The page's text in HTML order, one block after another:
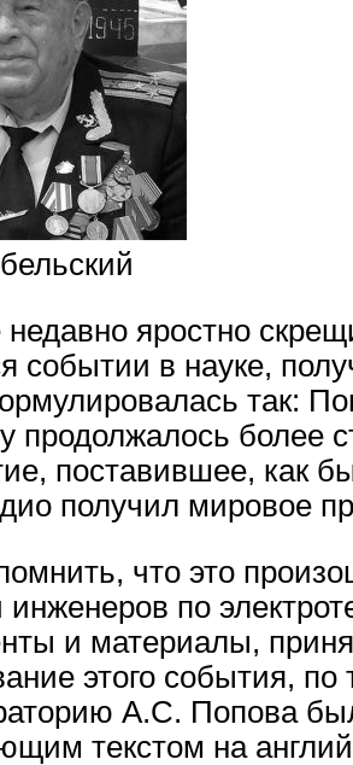
яростно
в науке,
так:
продолжалось более
поставившее, как
получил мировое
что это
инженеров по
и материалы,
этого события,
А.С. Попова
текстом на